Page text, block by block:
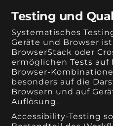
Testing und
Systematisches
Geräte und Browser
BrowserStack oder
ermöglichen Tests
Browser-
besonders auf die
Browsern und auf
Auflösung.
Accessibility-Testing